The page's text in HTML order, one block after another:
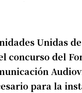
Unidas
concurso del
para la